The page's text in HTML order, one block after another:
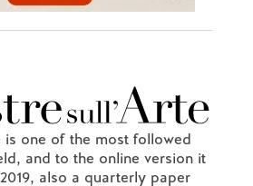
is one of the most followed
and to the online version it
also a quarterly paper